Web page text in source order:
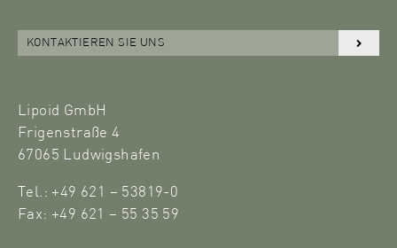
KONTAKTIEREN SIE UNS
Lipoid GmbH
Frigenstraße 4
67065 Ludwigshafen
Tel.: +49 621 – 53819-0
Fax: +49 621 – 55 35 59